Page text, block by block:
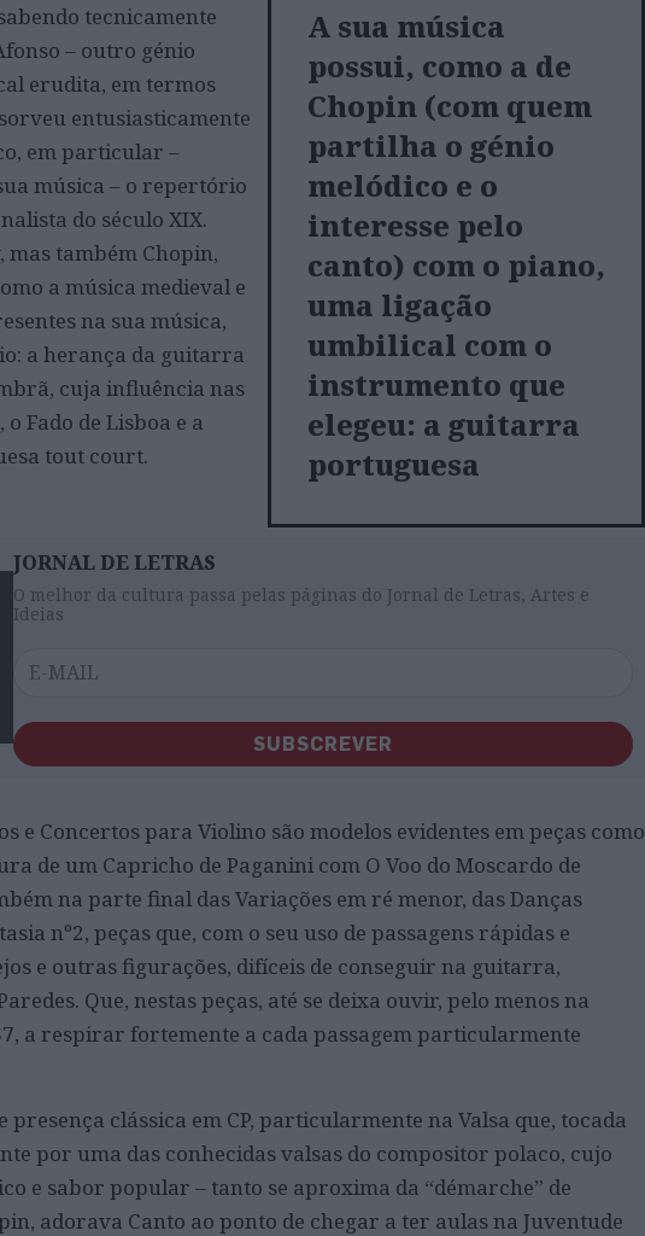
A sua música
possui, como a de
Chopin (com quem
partilha o génio
melódico e o
interesse pelo
canto) com o piano,
uma ligação
umbilical com o
instrumento que
elegeu: a guitarra
portuguesa
tecnicamente
– outro génio
erudita, em termos
entusiasticamente
em particular –
música – o repertório
do século XIX.
também Chopin,
a música medieval e
na sua música,
a herança da guitarra
cuja influência nas
Fado de Lisboa e a
tout court.
JORNAL DE LETRAS
O melhor da cultura passa pelas páginas do Jornal de Letras, Artes e
Ideias
SUBSCREVER
e Concertos para Violino são modelos evidentes em peças como
de um Capricho de Paganini com O Voo do Moscardo de
na parte final das Variações em ré menor, das Danças
nº2, peças que, com o seu uso de passagens rápidas e
e outras figurações, difíceis de conseguir na guitarra,
Que, nestas peças, até se deixa ouvir, pelo menos na
a respirar fortemente a cada passagem particularmente
presença clássica em CP, particularmente na Valsa que, tocada
por uma das conhecidas valsas do compositor polaco, cujo
e sabor popular – tanto se aproxima da “démarche” de
adorava Canto ao ponto de chegar a ter aulas na Juventude